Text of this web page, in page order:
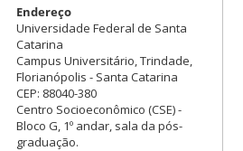
Endereço
Universidade Federal de Santa
Catarina
Campus Universitário, Trindade,
Florianópolis - Santa Catarina
CEP: 88040-380
Centro Socioeconômico (CSE) -
Bloco G, 1º andar, sala da pós-
graduação.